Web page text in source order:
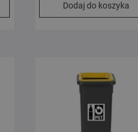
Dodaj do koszyka